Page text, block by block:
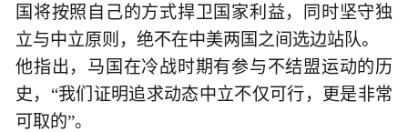
国将按照自己的方式捍卫国家利益，同时坚守独
立与中立原则，绝不在中美两国之间选边站队。
他指出，马国在冷战时期有参与不结盟运动的历
史，“我们证明追求动态中立不仅可行，更是非常
可取的”。